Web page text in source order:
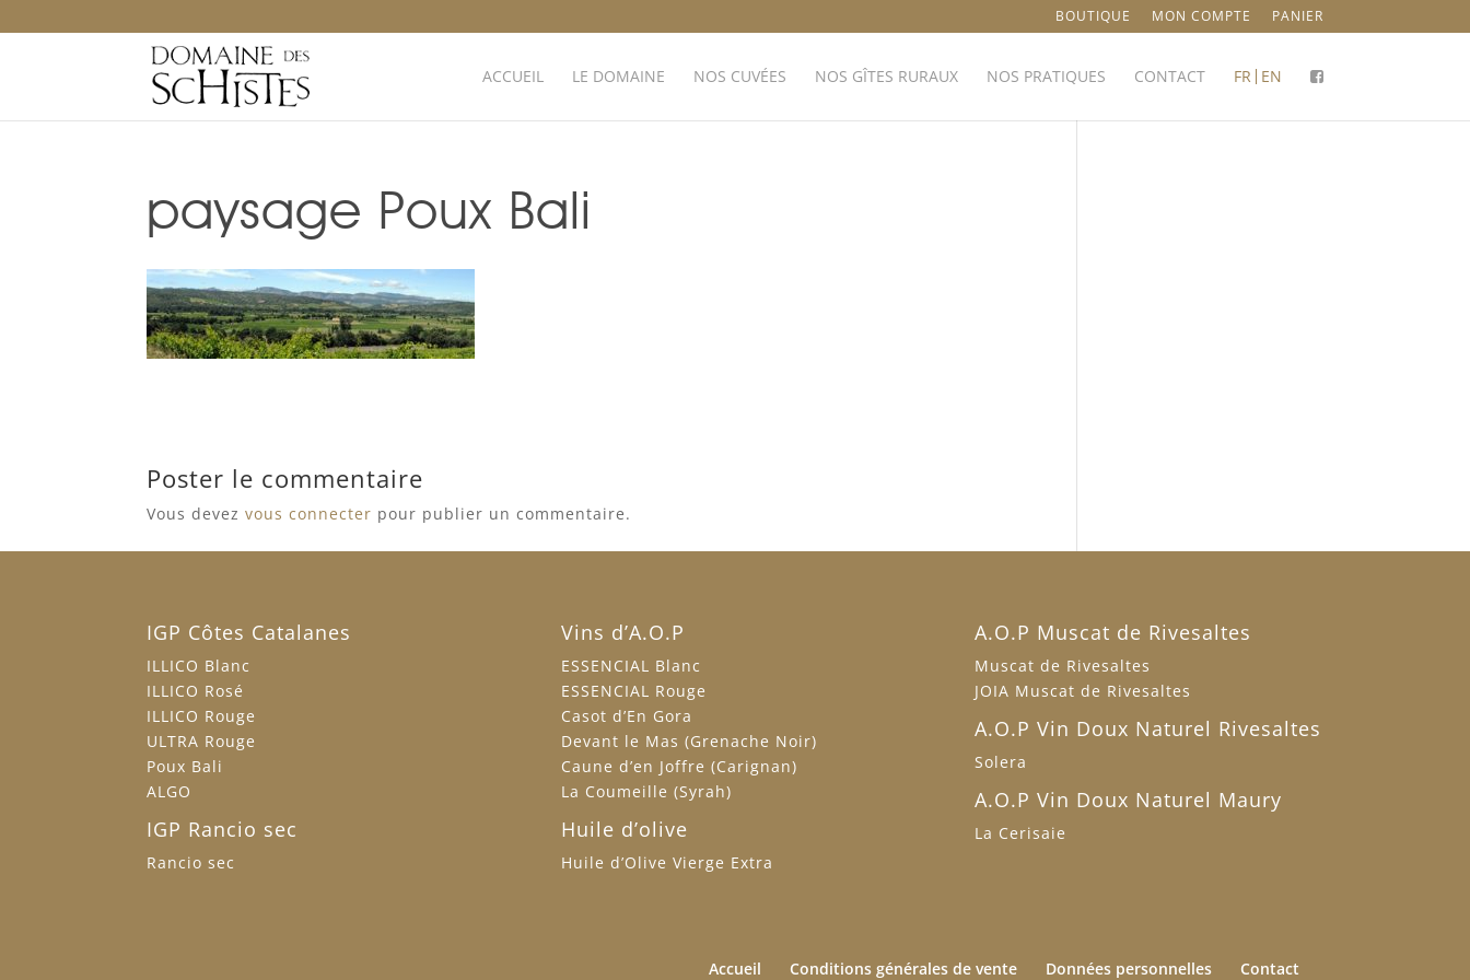
BOUTIQUE MON COMPTE PANIER
ACCUEIL LE DOMAINE NOS CUVÉES NOS GÎTES RURAUX NOS PRATIQUES CONTACT FR EN
paysage Poux Bali
Poster le commentaire
Vous devezvous connecter pour publier un commentaire.
IGP Côtes Catalanes
ILLICO Blanc
ILLICO Rosé
ILLICO Rouge
ULTRA Rouge
Poux Bali
ALGO
IGP Rancio sec
Rancio sec
Vins d’A.O.P
ESSENCIAL Blanc
ESSENCIAL Rouge
Casot d’En Gora
Devant le Mas (Grenache Noir)
Caune d’en Joffre (Carignan)
La Coumeille (Syrah)
Huile d’olive
Huile d’Olive Vierge Extra
A.O.P Muscat de Rivesaltes
Muscat de Rivesaltes
JOIA Muscat de Rivesaltes
A.O.P Vin Doux Naturel Rivesaltes
Solera
A.O.P Vin Doux Naturel Maury
La Cerisaie
Accueil Conditions générales de vente Données personnelles Contact